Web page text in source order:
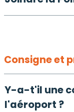
Consigne et
Y-a-t'il une
l'aéroport ?